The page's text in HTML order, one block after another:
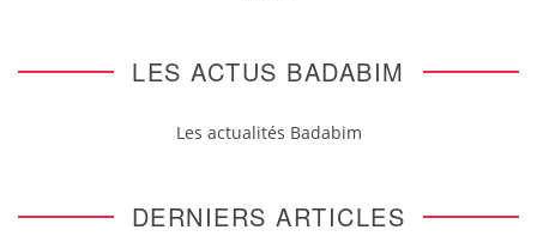
LES ACTUS BADABIM
Les actualités Badabim
DERNIERS ARTICLES